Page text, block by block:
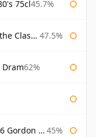
75cl45.7%
Malts 47.5%
62%
Macphail 45%